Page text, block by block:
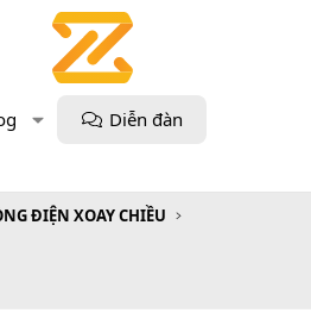
Diễn đàn
ĐIỆN XOAY CHIỀU